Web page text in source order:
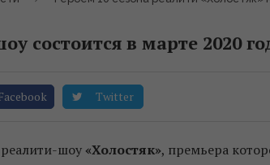
состоится в марте 2020
Twitter
шоу «Холостяк», премьера